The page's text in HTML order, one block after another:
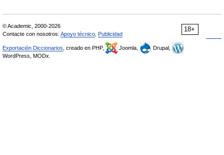
18+
© Academic, 2000-2026
Contacte con nosotros: Apoyo técnico Publicidad
Exportación Diccionarios , creado en PHP, Joomla,
Drupal,
WordPress, MODx.